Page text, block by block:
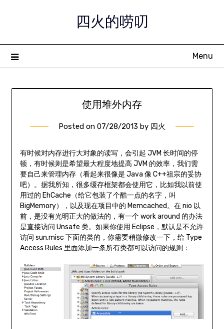
四火的唠叨
Menu
使用堆外内存
Posted on 07/28/2013 by 四火
有时候对内存进行大对象的读写，会引起 JVM 长时间的停
顿，有时候则是希望最大程度地提高 JVM 的效率，我们需
要自己来管理内存（看起来很像是 Java 像 C++祖宗的妥协
吧）。据我所知，很多缓存框架都会使用它，比如我以前使
用过的 EhCache（给它包装了个酷一点的名字，叫
BigMemory），以及现在项目中的 Memcached。在 nio 以
前，是没有光明正大的做法的，有一个 work around 的办法
是直接访问 Unsafe 类。如果你使用 Eclipse，默认是不允许
访问 sun.misc 下面的类的，你需要稍微修改一下，给 Type
Access Rules 里面添加一条所有类都可以访问的规则：